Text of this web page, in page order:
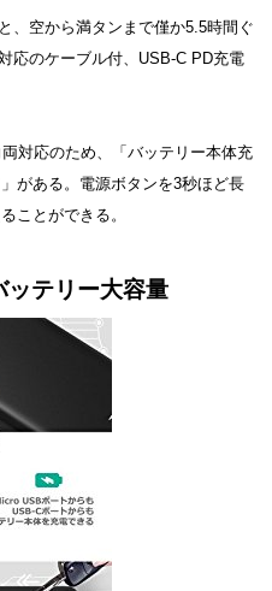
、空から満タンまで僅か5.5時間ぐ
応のケーブル付、USB-C PD充電
対応のため、「バッテリー本体充
がある。電源ボタンを3秒ほど長
ことができる。
ッテリー大容量